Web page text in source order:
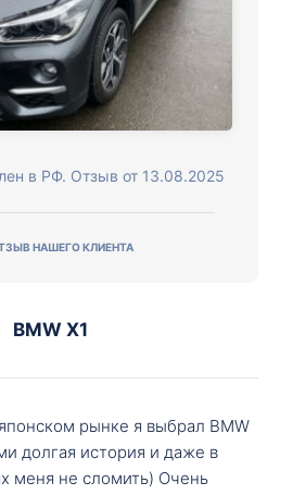
в РФ. Отзыв от 13.08.2025
НАШЕГО КЛИЕНТА
BMW X1
рынке я выбрал BMW
долгая история и даже в
меня не сломить) Очень